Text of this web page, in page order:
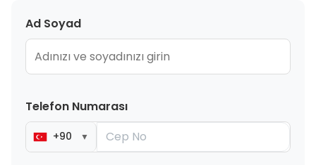
Ad Soyad
Telefon Numarası
+90 ▼